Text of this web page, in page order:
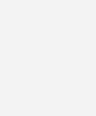
und einen